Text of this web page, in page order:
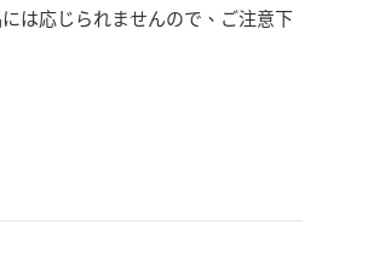
は応じられませんので、ご注意下